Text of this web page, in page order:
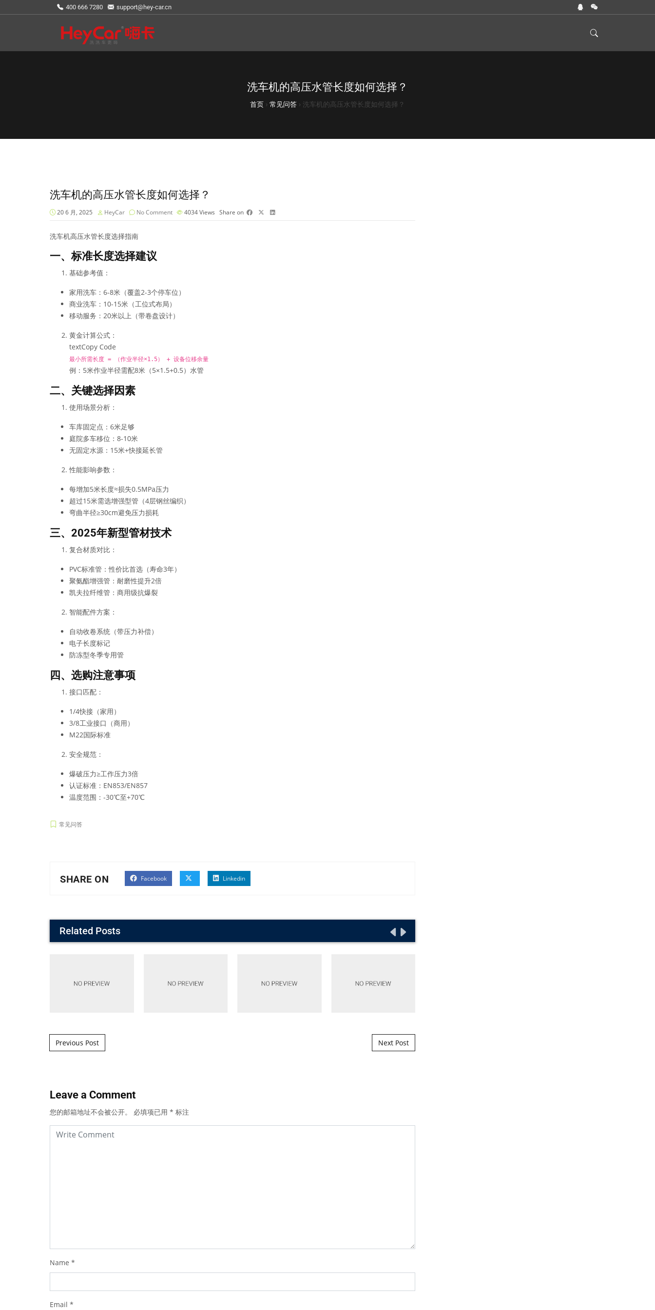
400 666 7280 support@hey-car.cn
洗车机的高压水管长度如何选择？
首页 › 常见问答 › 洗车机的高压水管长度如何选择？
洗车机的高压水管长度如何选择？
20 6 月, 2025 HeyCar No Comment 4034Views Share on
洗车机高压水管长度选择指南
一、标准长度选择建议
基础参考值：
家用洗车：6-8米（覆盖2-3个停车位）
商业洗车：10-15米（工位式布局）
移动服务：20米以上（带卷盘设计）
黄金计算公式：
textCopy Code
最小所需长度 = （作业半径×1.5） + 设备位移余量
例：5米作业半径需配8米（5×1.5+0.5）水管
二、关键选择因素
使用场景分析：
车库固定点：6米足够
庭院多车移位：8-10米
无固定水源：15米+快接延长管
性能影响参数：
每增加5米长度≈损失0.5MPa压力
超过15米需选增强型管（4层钢丝编织）
弯曲半径≥30cm避免压力损耗
三、2025年新型管材技术
复合材质对比：
PVC标准管：性价比首选（寿命3年）
聚氨酯增强管：耐磨性提升2倍
凯夫拉纤维管：商用级抗爆裂
智能配件方案：
自动收卷系统（带压力补偿）
电子长度标记
防冻型冬季专用管
四、选购注意事项
接口匹配：
1/4快接（家用）
3/8工业接口（商用）
M22国际标准
安全规范：
爆破压力≥工作压力3倍
认证标准：EN853/EN857
温度范围：-30℃至+70℃
常见问答
SHARE ON Facebook Linkedin
Related Posts
Post navigation
Previous Post Next Post
Leave a Comment
您的邮箱地址不会被公开。 必填项已用 * 标注
Name *
Email *